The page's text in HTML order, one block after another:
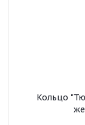
Кольцо